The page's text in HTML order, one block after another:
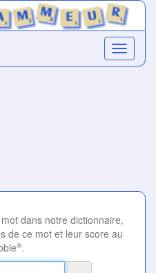
dans notre dictionnaire,
de ce mot et leur score au
®.